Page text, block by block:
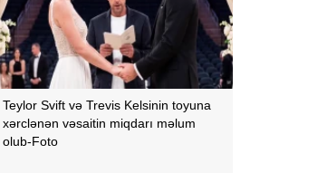
Teylor Svift və Trevis Kelsinin toyuna
xərclənən vəsaitin miqdarı məlum
olub-Foto